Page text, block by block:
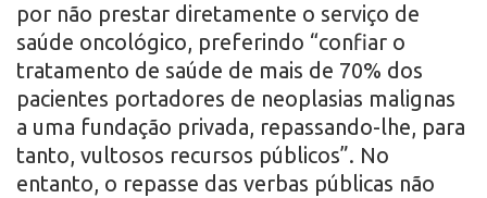
por não prestar diretamente o serviço de
saúde oncológico, preferindo “confiar o
tratamento de saúde de mais de 70% dos
pacientes portadores de neoplasias malignas
a uma fundação privada, repassando-lhe, para
tanto, vultosos recursos públicos”. No
entanto, o repasse das verbas públicas não